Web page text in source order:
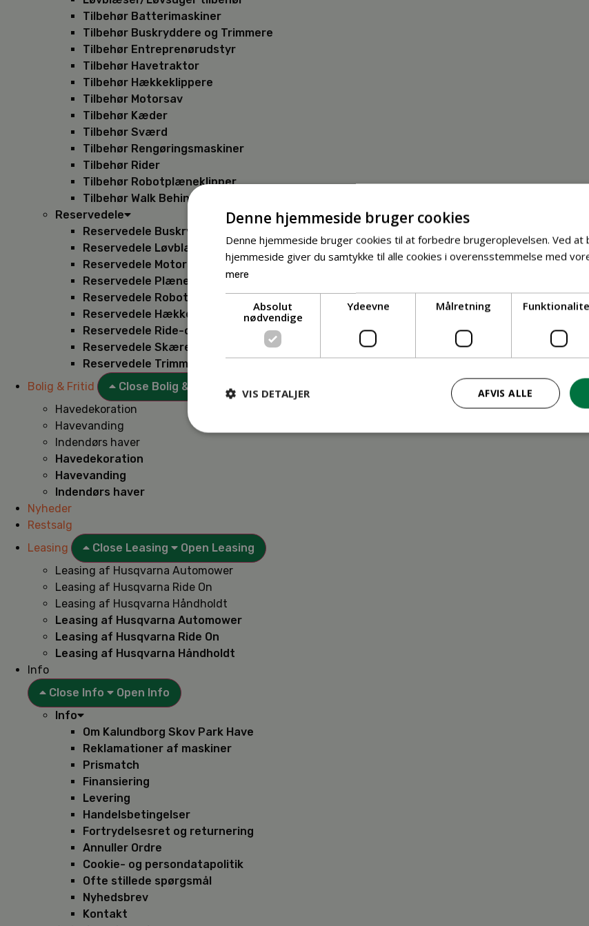
Tilbehør Batterimaskiner
Tilbehør Buskryddere og Trimmere
Tilbehør Entreprenørudstyr
Tilbehør Havetraktor
Tilbehør Hækkeklippere
Tilbehør Motorsav
Tilbehør Kæder
Tilbehør Sværd
Tilbehør Rengøringsmaskiner
Tilbehør Rider
Tilbehør Robotplæneklipper
Tilbehør Walk Behind
Reservedele
Reservedele Buskryddere
Reservedele Løvblæsere
Reservedele Motorsave
Reservedele Plæneklippere
Reservedele Robotplæneklippere
Reservedele Hækkeklippere
Reservedele Ride-on
Reservedele Skæremaskiner
Reservedele Trimmere
Bolig & Fritid
Close Bolig & Fritid
Havedekoration
Havevanding
Indendørs haver
Havedekoration
Havevanding
Indendørs haver
Nyheder
Restsalg
Leasing
Close Leasing
Open Leasing
Leasing af Husqvarna Automower
Leasing af Husqvarna Ride On
Leasing af Husqvarna Håndholdt
Leasing af Husqvarna Automower
Leasing af Husqvarna Ride On
Leasing af Husqvarna Håndholdt
Info
Close Info
Open Info
Info
Om Kalundborg Skov Park Have
Reklamationer af maskiner
Prismatch
Finansiering
Levering
Handelsbetingelser
Fortrydelsesret og returnering
Annuller Ordre
Cookie- og persondatapolitik
Ofte stillede spørgsmål
Nyhedsbrev
Kontakt
Denne hjemmeside bruger cookies
Denne hjemmeside bruger cookies til at forbedre brugeroplevelsen. Ved at
hjemmeside giver du samtykke til alle cookies i overensstemmelse med
mere
Absolut
nødvendige
Ydeevne Målretning
AFVIS ALLE
VIS DETALJER